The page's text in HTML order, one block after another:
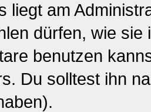
liegt am
dürfen, wie
benutzen
Du solltest ihn